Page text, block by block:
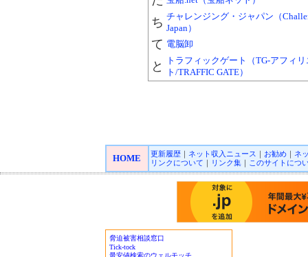
ち チャレンジング・ジャパン（
Japan）
て 電脳卸
と
トラフィックゲート（TG-アフィ
ト/TRAFFIC GATE）
HOME 更新履歴｜ ネット収入ニュース ｜ お勧め｜ ネ
リンクについて ｜ リンク集｜ このサイトにつ